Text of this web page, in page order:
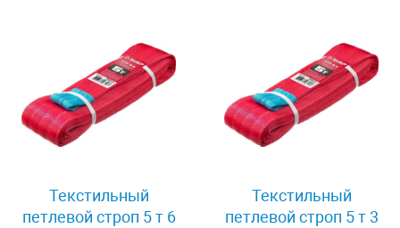
Текстильный
петлевой строп 5 т 6
Текстильный
петлевой строп 5 т 3